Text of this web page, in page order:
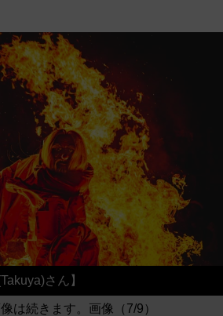
さん】
は続きます。画像（7/9）